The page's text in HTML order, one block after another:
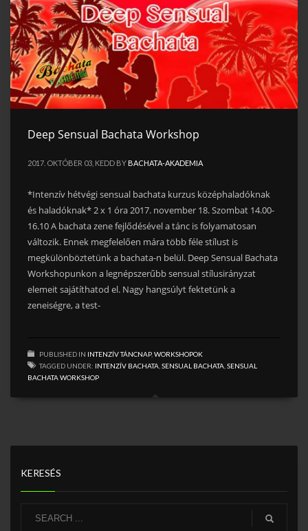
Deep Sensual Bachata Workshop
2017. OKTÓBER 03, KEDD BY BACHATA-AKADEMIA
*Intenzív hétvégi sensual bachata kurzus középhaladóknak
és haladóknak* 2 x 1 óra 2017. november 18. Szombat 14.00-
16.10 A bachata zene fejlődésével a tánc is folyamatosan
változik. Ennek megfelelően mára több féle stílust is
megkülönböztetünk a bachata-n belül. Deep Sensual Bachata
Workshopunkon a legnépszerűbb sensual stílusirányzat
elemeit sajátíthatod el. Nagy hangsúlyt fektetünk a
zeneiségre, a test-
PUBLISHED IN INTENZÍV TÁNCNAP, WORKSHOPOK
TAGGED UNDER: INTENZÍV BACHATA SENSUAL BACHATA SENSUAL
BACHATA WORKSHOP
KERESÉS